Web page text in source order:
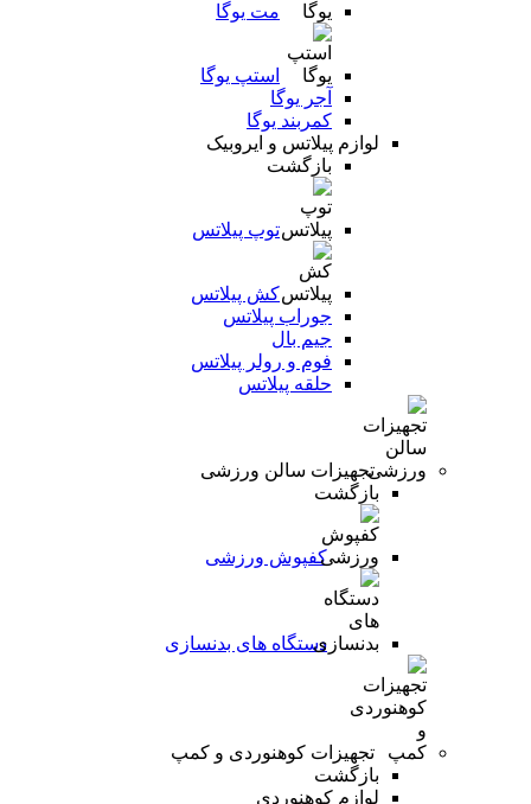
مت یوگا
استپ یوگا
آجر یوگا
کمربند یوگا
لوازم پیلاتس و ایروبیک
بازگشت
توپ پیلاتس
کش پیلاتس
جوراب پیلاتس
جیم بال
فوم و رولر پیلاتس
حلقه پیلاتس
تجهیزات سالن ورزشی
بازگشت
کفپوش ورزشی
دستگاه های بدنسازی
تجهیزات کوهنوردی و کمپ
بازگشت
لوازم کوهنوردی